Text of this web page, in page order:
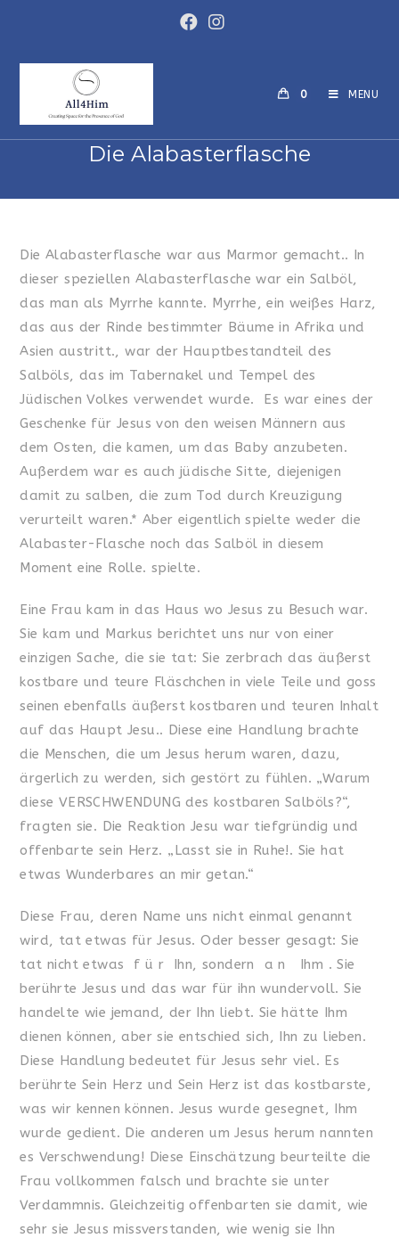
0 MENU
Die Alabasterflasche
Die Alabasterflasche war aus Marmor gemacht.. In
dieser speziellen Alabasterflasche war ein Salböl,
das man als Myrrhe kannte. Myrrhe, ein weißes Harz,
das aus der Rinde bestimmter Bäume in Afrika und
Asien austritt., war der Hauptbestandteil des
Salböls, das im Tabernakel und Tempel des
Jüdischen Volkes verwendet wurde. Es war eines der
Geschenke für Jesus von den weisen Männern aus
dem Osten, die kamen, um das Baby anzubeten.
Außerdem war es auch jüdische Sitte, diejenigen
damit zu salben, die zum Tod durch Kreuzigung
verurteilt waren.* Aber eigentlich spielte weder die
Alabaster-Flasche noch das Salböl in diesem
Moment eine Rolle. spielte.
Eine Frau kam in das Haus wo Jesus zu Besuch war.
Sie kam und Markus berichtet uns nur von einer
einzigen Sache, die sie tat: Sie zerbrach das äußerst
kostbare und teure Fläschchen in viele Teile und goss
seinen ebenfalls äußerst kostbaren und teuren Inhalt
auf das Haupt Jesu.. Diese eine Handlung brachte
die Menschen, die um Jesus herum waren, dazu,
ärgerlich zu werden, sich gestört zu fühlen. „Warum
diese VERSCHWENDUNG des kostbaren Salböls?“,
fragten sie. Die Reaktion Jesu war tiefgründig und
offenbarte sein Herz. „Lasst sie in Ruhe!. Sie hat
etwas Wunderbares an mir getan.“
Diese Frau, deren Name uns nicht einmal genannt
wird, tat etwas für Jesus. Oder besser gesagt: Sie
tat nicht etwas f ü r Ihn, sondern a n Ihm . Sie
berührte Jesus und das war für ihn wundervoll. Sie
handelte wie jemand, der Ihn liebt. Sie hätte Ihm
dienen können, aber sie entschied sich, Ihn zu lieben.
Diese Handlung bedeutet für Jesus sehr viel. Es
berührte Sein Herz und Sein Herz ist das kostbarste,
was wir kennen können. Jesus wurde gesegnet, Ihm
wurde gedient. Die anderen um Jesus herum nannten
es Verschwendung! Diese Einschätzung beurteilte die
Frau vollkommen falsch und brachte sie unter
Verdammnis. Gleichzeitig offenbarten sie damit, wie
sehr sie Jesus missverstanden, wie wenig sie Ihn